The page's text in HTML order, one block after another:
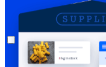
リソース
ブログヘルプセ